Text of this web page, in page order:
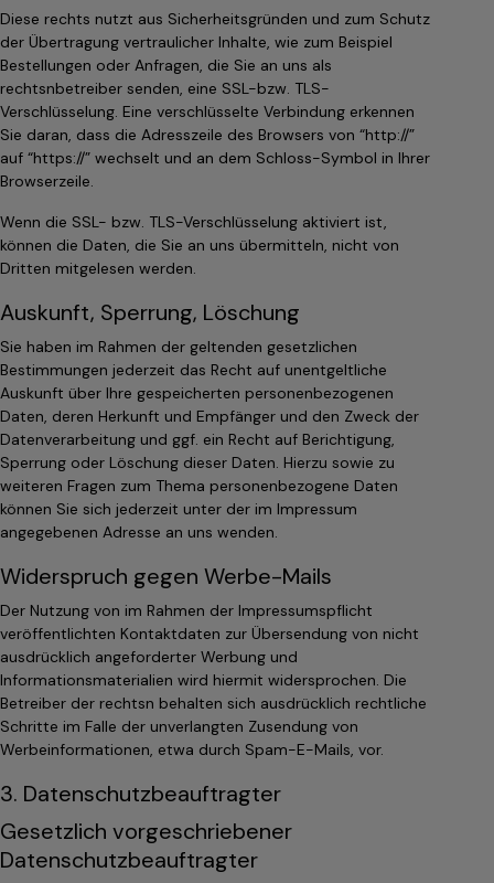
Diese rechts nutzt aus Sicherheitsgründen und zum Schutz
der Übertragung vertraulicher Inhalte, wie zum Beispiel
Bestellungen oder Anfragen, die Sie an uns als
rechtsnbetreiber senden, eine SSL-bzw. TLS-
Verschlüsselung. Eine verschlüsselte Verbindung erkennen
Sie daran, dass die Adresszeile des Browsers von “http://”
auf “https://” wechselt und an dem Schloss-Symbol in Ihrer
Browserzeile.
Wenn die SSL- bzw. TLS-Verschlüsselung aktiviert ist,
können die Daten, die Sie an uns übermitteln, nicht von
Dritten mitgelesen werden.
Auskunft, Sperrung, Löschung
Sie haben im Rahmen der geltenden gesetzlichen
Bestimmungen jederzeit das Recht auf unentgeltliche
Auskunft über Ihre gespeicherten personenbezogenen
Daten, deren Herkunft und Empfänger und den Zweck der
Datenverarbeitung und ggf. ein Recht auf Berichtigung,
Sperrung oder Löschung dieser Daten. Hierzu sowie zu
weiteren Fragen zum Thema personenbezogene Daten
können Sie sich jederzeit unter der im Impressum
angegebenen Adresse an uns wenden.
Widerspruch gegen Werbe-Mails
Der Nutzung von im Rahmen der Impressumspflicht
veröffentlichten Kontaktdaten zur Übersendung von nicht
ausdrücklich angeforderter Werbung und
Informationsmaterialien wird hiermit widersprochen. Die
Betreiber der rechtsn behalten sich ausdrücklich rechtliche
Schritte im Falle der unverlangten Zusendung von
Werbeinformationen, etwa durch Spam-E-Mails, vor.
3. Datenschutzbeauftragter
Gesetzlich vorgeschriebener
Datenschutzbeauftragter